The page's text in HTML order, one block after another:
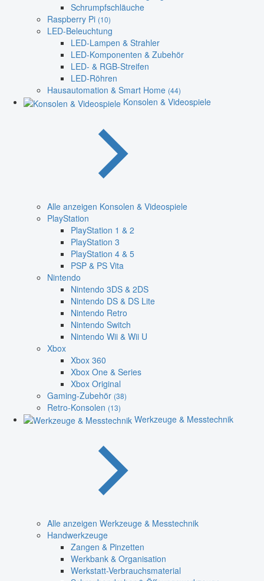
Schrumpfschläuche
Raspberry Pi (10)
LED-Beleuchtung
LED-Lampen & Strahler
LED-Komponenten & Zubehör
LED- & RGB-Streifen
LED-Röhren
Hausautomation & Smart Home (44)
Konsolen & Videospiele
Alle anzeigen Konsolen & Videospiele
PlayStation
PlayStation 1 & 2
PlayStation 3
PlayStation 4 & 5
PSP & PS Vita
Nintendo
Nintendo 3DS & 2DS
Nintendo DS & DS Lite
Nintendo Retro
Nintendo Switch
Nintendo Wii & Wii U
Xbox
Xbox 360
Xbox One & Series
Xbox Original
Gaming-Zubehör (38)
Retro-Konsolen (13)
Werkzeuge & Messtechnik
Alle anzeigen Werkzeuge & Messtechnik
Handwerkzeuge
Zangen & Pinzetten
Werkbank & Organisation
Werkstatt-Verbrauchsmaterial